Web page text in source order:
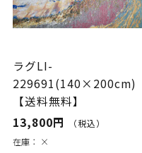
ラグLI-
229691(140×200cm)
【送料無料】
13,800円
（税込）
在庫： ×